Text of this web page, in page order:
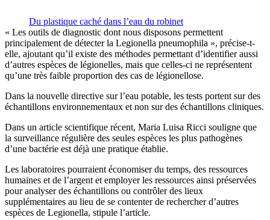
Du plastique caché dans l’eau du robinet
« Les outils de diagnostic dont nous disposons permettent
principalement de détecter la Legionella pneumophila », précise-t-
elle, ajoutant qu’il existe des méthodes permettant d’identifier aussi
d’autres espèces de légionelles, mais que celles-ci ne représentent
qu’une très faible proportion des cas de légionellose.
Dans la nouvelle directive sur l’eau potable, les tests portent sur des
échantillons environnementaux et non sur des échantillons cliniques.
Dans un article scientifique récent, Maria Luisa Ricci souligne que
la surveillance régulière des seules espèces les plus pathogènes
d’une bactérie est déjà une pratique établie.
Les laboratoires pourraient économiser du temps, des ressources
humaines et de l’argent et employer les ressources ainsi préservées
pour analyser des échantillons ou contrôler des lieux
supplémentaires au lieu de se contenter de rechercher d’autres
espèces de Legionella, stipule l’article.